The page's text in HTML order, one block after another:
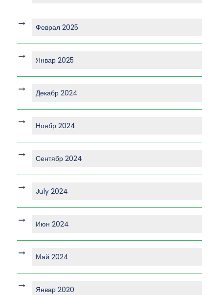
Феврал 2025
Январ 2025
Декабр 2024
Ноябр 2024
Сентябр 2024
July 2024
Июн 2024
Май 2024
Январ 2020